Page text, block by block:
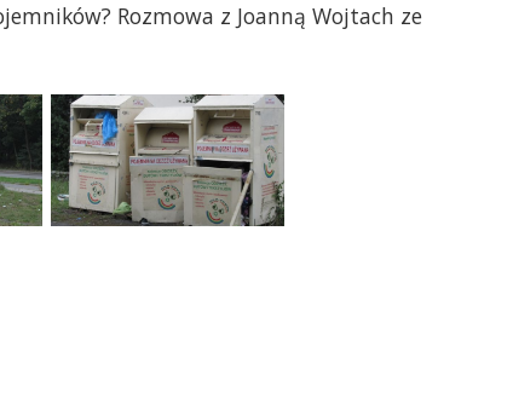
Rozmowa z Joanną Wojtach ze